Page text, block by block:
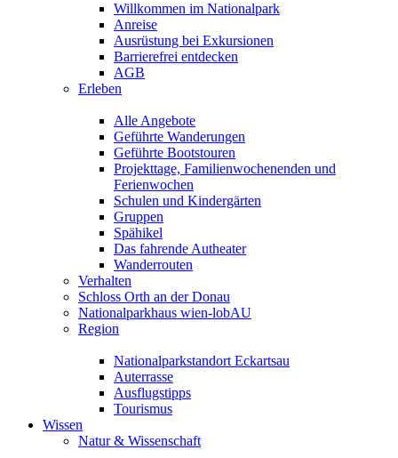
Willkommen im Nationalpark
Anreise
Ausrüstung bei Exkursionen
Barrierefrei entdecken
AGB
Erleben
Alle Angebote
Geführte Wanderungen
Geführte Bootstouren
Projekttage, Familienwochenenden und
Ferienwochen
Schulen und Kindergärten
Gruppen
Spähikel
Das fahrende Autheater
Wanderrouten
Verhalten
Schloss Orth an der Donau
Nationalparkhaus wien-lobAU
Region
Nationalparkstandort Eckartsau
Auterrasse
Ausflugstipps
Tourismus
Wissen
Natur & Wissenschaft